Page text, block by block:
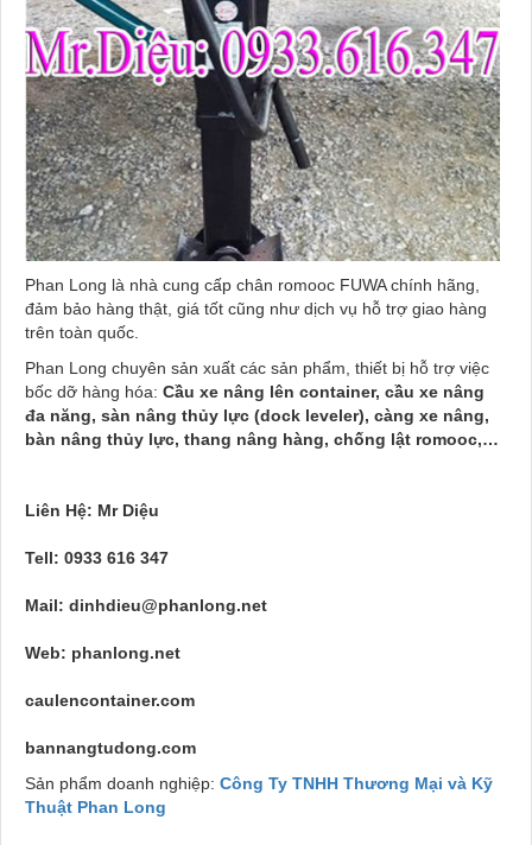
Phan Long là nhà cung cấp chân romooc FUWA chính hãng,
đảm bảo hàng thật, giá tốt cũng như dịch vụ hỗ trợ giao hàng
trên toàn quốc.
Phan Long chuyên sản xuất các sản phẩm, thiết bị hỗ trợ việc
bốc dỡ hàng hóa: Cầu xe nâng lên container, cầu xe nâng
đa năng, sàn nâng thủy lực (dock leveler), càng xe nâng,
bàn nâng thủy lực, thang nâng hàng, chống lật romooc,…
Liên Hệ: Mr Diệu
Tell: 0933 616 347
Mail: dinhdieu@phanlong.net
Web: phanlong.net
caulencontainer.com
bannangtudong.com
Sản phẩm doanh nghiệp: Công Ty TNHH Thương Mại và Kỹ
Thuật Phan Long